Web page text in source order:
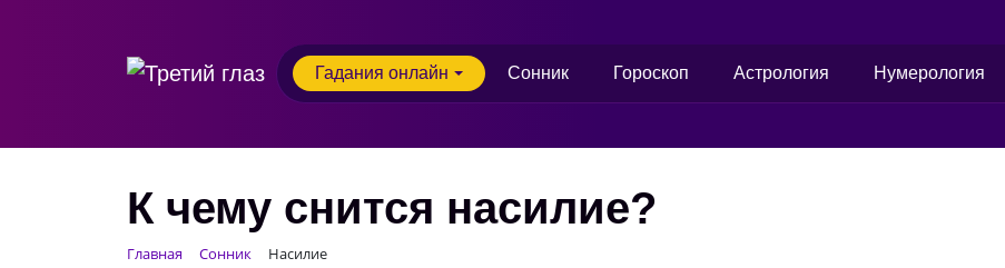
Гадания онлайн Сонник Гороскоп Астрология Нумерология
К чему снится насилие?
Главная Сонник Насилие